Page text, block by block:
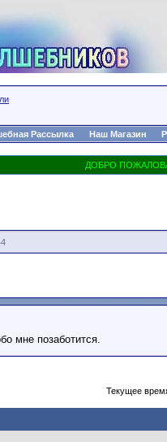
Рассылка Наш Магазин
мне позаботится.
Текущее